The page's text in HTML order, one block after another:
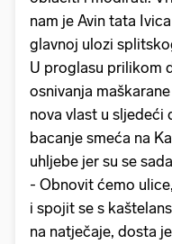
nam je Avin tata
glavnoj ulozi
U proglasu prilikom
osnivanja
nova vlast u sljedeći
bacanje smeća na
uhljebe jer su se
- Obnovit ćemo
i spojit se s
na natječaje, dosta